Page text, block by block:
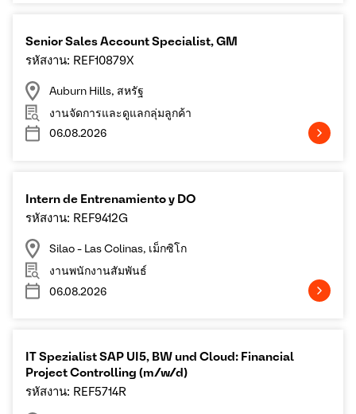
Senior Sales Account Specialist, GM
รหัสงาน: REF10879X
Auburn Hills, สหรัฐ
งานจัดการและดูแลกลุ่มลูกค้า
06.08.2026
Intern de Entrenamiento y DO
รหัสงาน: REF9412G
Silao - Las Colinas, เม็กซิโก
งานพนักงานสัมพันธ์
06.08.2026
IT Spezialist SAP UI5, BW und Cloud: Financial
Project Controlling (m/w/d)
รหัสงาน: REF5714R